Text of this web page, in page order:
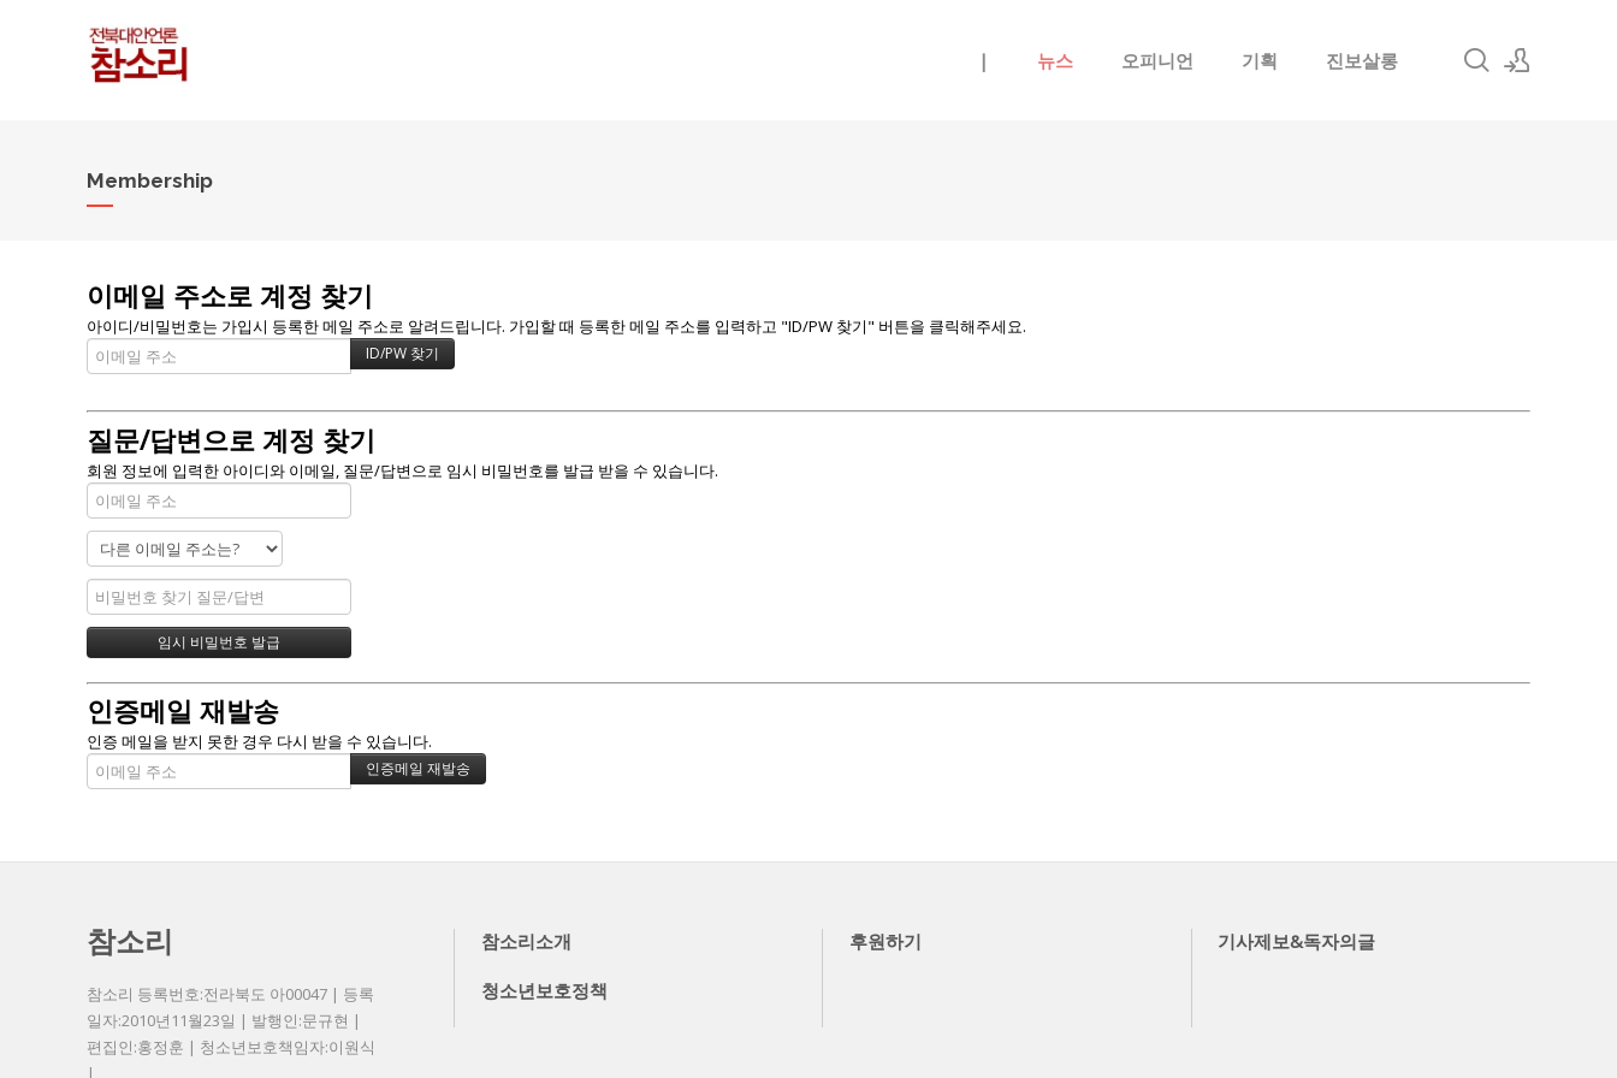
| 뉴스 오피니언 기획 진보살롱
Membership
이메일 주소로 계정 찾기
아이디/비밀번호는 가입시 등록한 메일 주소로 알려드립니다. 가입할 때 등록한 메일 주소를 입력하고 "ID/PW 찾기" 버튼을 클릭해주세요.
질문/답변으로 계정 찾기
회원 정보에 입력한 아이디와 이메일, 질문/답변으로 임시 비밀번호를 발급 받을 수 있습니다.
인증메일 재발송
인증 메일을 받지 못한 경우 다시 받을 수 있습니다.
참소리
참소리 등록번호:전라북도 아00047 | 등록
일자:2010년11월23일 | 발행인:문규현 |
편집인:홍정훈 | 청소년보호책임자:이원식
|
참소리소개 후원하기 기사제보&독자의글
청소년보호정책